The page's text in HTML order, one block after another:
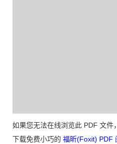
如果您无法在线浏览此 PDF 文件
下载免费小巧的 福昕(Foxit) PDF